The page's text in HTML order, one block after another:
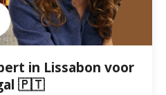
in Lissabon voor
🇵🇹